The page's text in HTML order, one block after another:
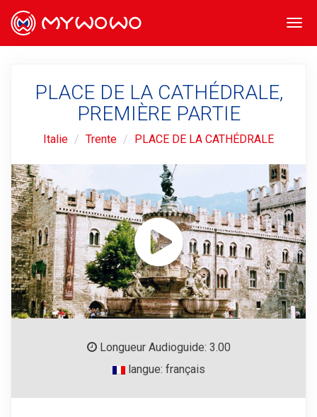
PLACE DE LA CATHÉDRALE,
PREMIÈRE PARTIE
Italie Trente PLACE DE LA CATHÉDRALE
Longueur Audioguide: 3.00
langue: français